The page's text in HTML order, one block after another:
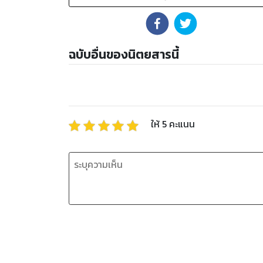
ฉบับอื่นของนิตยสารนี้
ให้ 5 คะแนน